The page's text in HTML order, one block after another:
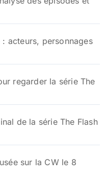
acteurs, personnages
regarder la série The
de la série The Flash
sur la CW le 8